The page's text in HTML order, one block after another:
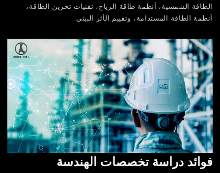
الطاقة الشمسية، أنظمة طاقة الرياح، تقنيات تخزين الطاقة،
أنظمة الطاقة المستدامة، وتقييم الأثر البيئي.
فوائد دراسة تخصصات الهندسة